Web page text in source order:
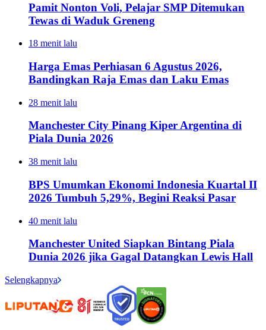
Pamit Nonton Voli, Pelajar SMP Ditemukan
Tewas di Waduk Greneng
18 menit lalu
Harga Emas Perhiasan 6 Agustus 2026,
Bandingkan Raja Emas dan Laku Emas
28 menit lalu
Manchester City Pinang Kiper Argentina di
Piala Dunia 2026
38 menit lalu
BPS Umumkan Ekonomi Indonesia Kuartal II
2026 Tumbuh 5,29%, Begini Reaksi Pasar
40 menit lalu
Manchester United Siapkan Bintang Piala
Dunia 2026 jika Gagal Datangkan Lewis Hall
Selengkapnya